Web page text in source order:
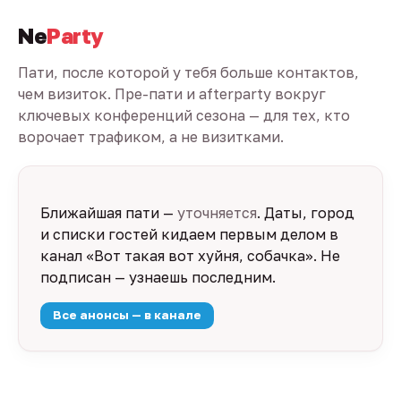
NeParty
Пати, после которой у тебя больше контактов,
чем визиток. Пре-пати и afterparty вокруг
ключевых конференций сезона — для тех, кто
ворочает трафиком, а не визитками.
Ближайшая пати — уточняется. Даты, город
и списки гостей кидаем первым делом в
канал «Вот такая вот хуйня, собачка». Не
подписан — узнаешь последним.
Все анонсы — в канале